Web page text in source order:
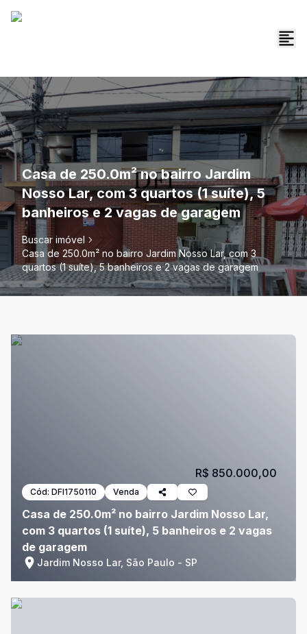
Casa de 250.0m² no bairro Jardim
Nosso Lar, com 3 quartos (1 suíte), 5
banheiros e 2 vagas de garagem
Buscar imóvel
Casa de 250.0m² no bairro Jardim Nosso Lar, com 3
quartos (1 suíte), 5 banheiros e 2 vagas de garagem
Cód: DFI1750110 Venda
Casa de 250.0m² no bairro Jardim Nosso Lar,
com 3 quartos (1 suíte), 5 banheiros e 2 vagas
de garagem
Jardim Nosso Lar, São Paulo - SP
R$ 850.000,00